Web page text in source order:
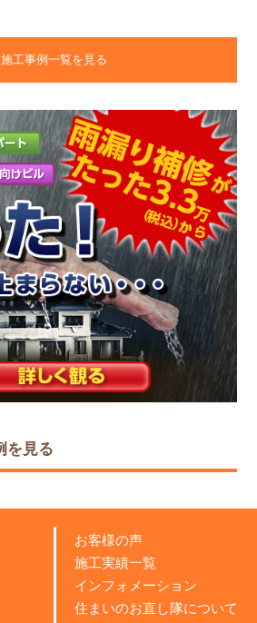
施工事例一覧を見る
を見る
お客様の声
施工実績一覧
インフォメーション
住まいのお直し隊について